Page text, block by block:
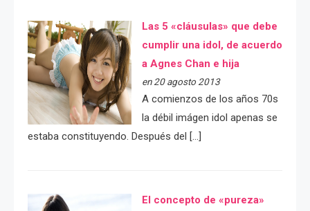
Las 5 «cláusulas» que debe
cumplir una idol, de acuerdo
a Agnes Chan e hija
en 20 agosto 2013
A comienzos de los años 70s
la débil imágen idol apenas se
estaba constituyendo. Después del […]
El concepto de «pureza»